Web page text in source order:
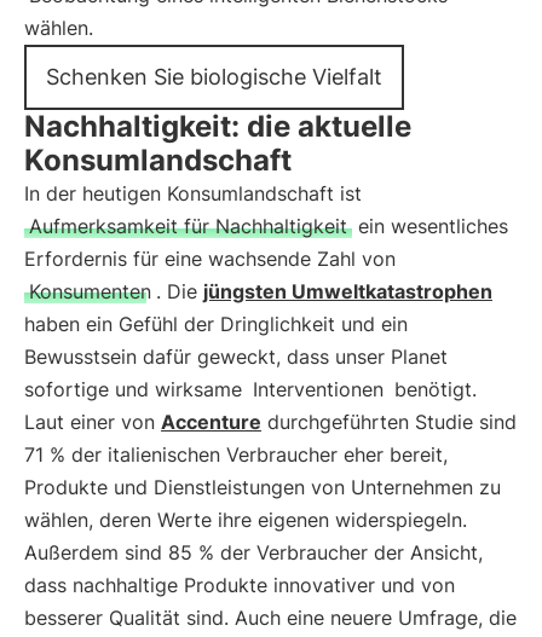
wählen.
Schenken Sie biologische Vielfalt
Nachhaltigkeit: die aktuelle
Konsumlandschaft
In der heutigen Konsumlandschaft ist
Aufmerksamkeit für Nachhaltigkeit ein wesentliches
Erfordernis für eine wachsende Zahl von
Konsumenten . Die jüngsten Umweltkatastrophen
haben ein Gefühl der Dringlichkeit und ein
Bewusstsein dafür geweckt, dass unser Planet
sofortige und wirksame Interventionen benötigt.
Laut einer von Accenture durchgeführten Studie sind
71 % der italienischen Verbraucher eher bereit,
Produkte und Dienstleistungen von Unternehmen zu
wählen, deren Werte ihre eigenen widerspiegeln.
Außerdem sind 85 % der Verbraucher der Ansicht,
dass nachhaltige Produkte innovativer und von
besserer Qualität sind. Auch eine neuere Umfrage, die